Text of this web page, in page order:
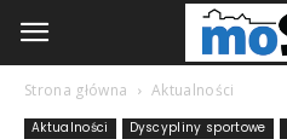
Strona główna Aktualności
Aktualności Dyscypliny sportowe